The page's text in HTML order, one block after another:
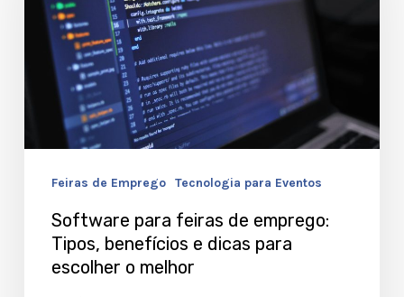
emprego:
Tipos,
benefícios
para
escolher
melhor
Feiras de Emprego Tecnologia para Eventos
Software para feiras de emprego:
Tipos, benefícios e dicas para
escolher o melhor